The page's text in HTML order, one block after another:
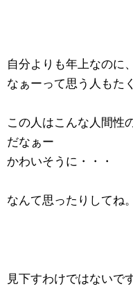
自分よりも年上なのに
なぁーって思う人もた
この人はこんな人間性
だなぁー
かわいそうに・・・
なんて思ったりして
見下すわけではないで